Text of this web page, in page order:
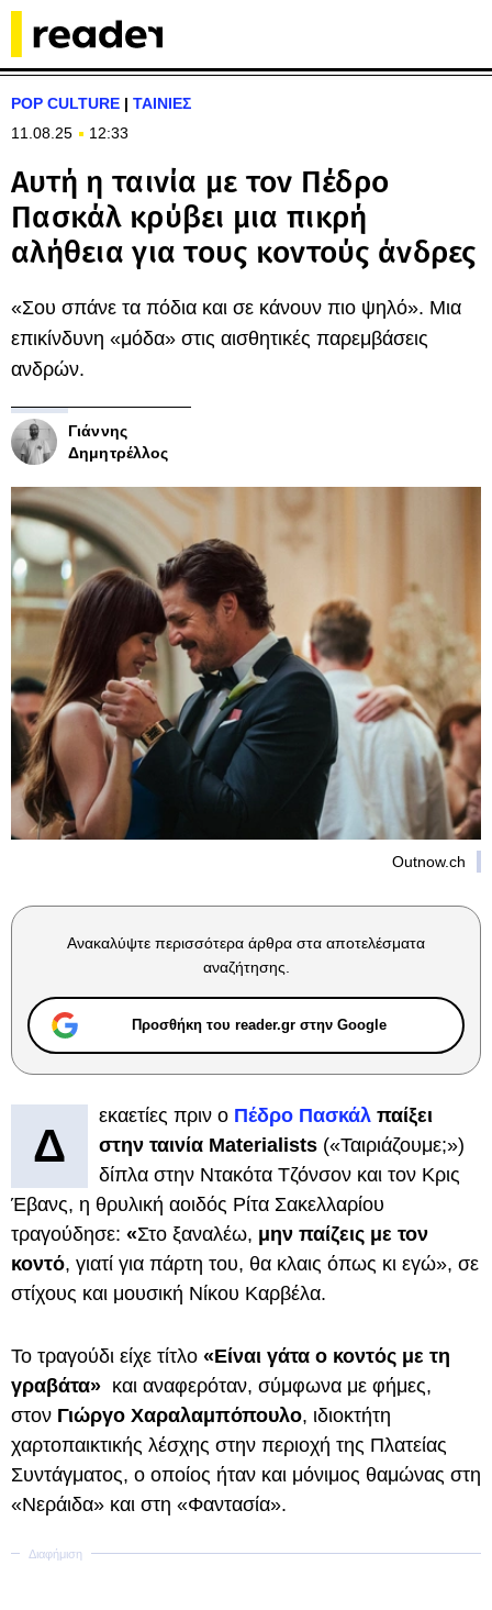
POP CULTURE | ΤΑΙΝΙΕΣ
11.08.25
12:33
Αυτή η ταινία με τον Πέδρο
Πασκάλ κρύβει μια πικρή
αλήθεια για τους κοντούς άνδρες
«Σου σπάνε τα πόδια και σε κάνουν πιο ψηλό». Μια
επικίνδυνη «μόδα» στις αισθητικές παρεμβάσεις
ανδρών.
Γιάννης
Δημητρέλλος
Outnow.ch
Ανακαλύψτε περισσότερα άρθρα στα αποτελέσματα
αναζήτησης.
Προσθήκη του reader.gr στην Google
Δ
εκαετίες πριν ο Πέδρο Πασκάλ παίξει
στην ταινία Materialists («Ταιριάζουμε;»)
δίπλα στην Ντακότα Τζόνσον και τον Κρις
Έβανς, η θρυλική αοιδός Ρίτα Σακελλαρίου
τραγούδησε: «Στο ξαναλέω, μην παίζεις με τον
κοντό, γιατί για πάρτη του, θα κλαις όπως κι εγώ», σε
στίχους και μουσική Νίκου Καρβέλα.
Το τραγούδι είχε τίτλο «Είναι γάτα ο κοντός με τη
γραβάτα» και αναφερόταν, σύμφωνα με φήμες,
στον Γιώργο Χαραλαμπόπουλο, ιδιοκτήτη
χαρτοπαικτικής λέσχης στην περιοχή της Πλατείας
Συντάγματος, ο οποίος ήταν και μόνιμος θαμώνας στη
«Νεράιδα» και στη «Φαντασία».